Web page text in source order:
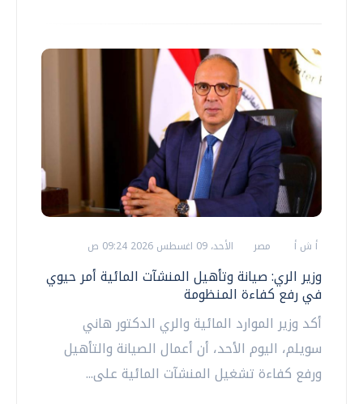
أ ش أ مصر الأحد، 09 اغسطس 2026 09:24 ص
وزير الري: صيانة وتأهيل المنشآت المائية أمر حيوي
في رفع كفاءة المنظومة
أكد وزير الموارد المائية والري الدكتور هاني
سويلم، اليوم الأحد، أن أعمال الصيانة والتأهيل
ورفع كفاءة تشغيل المنشآت المائية على...